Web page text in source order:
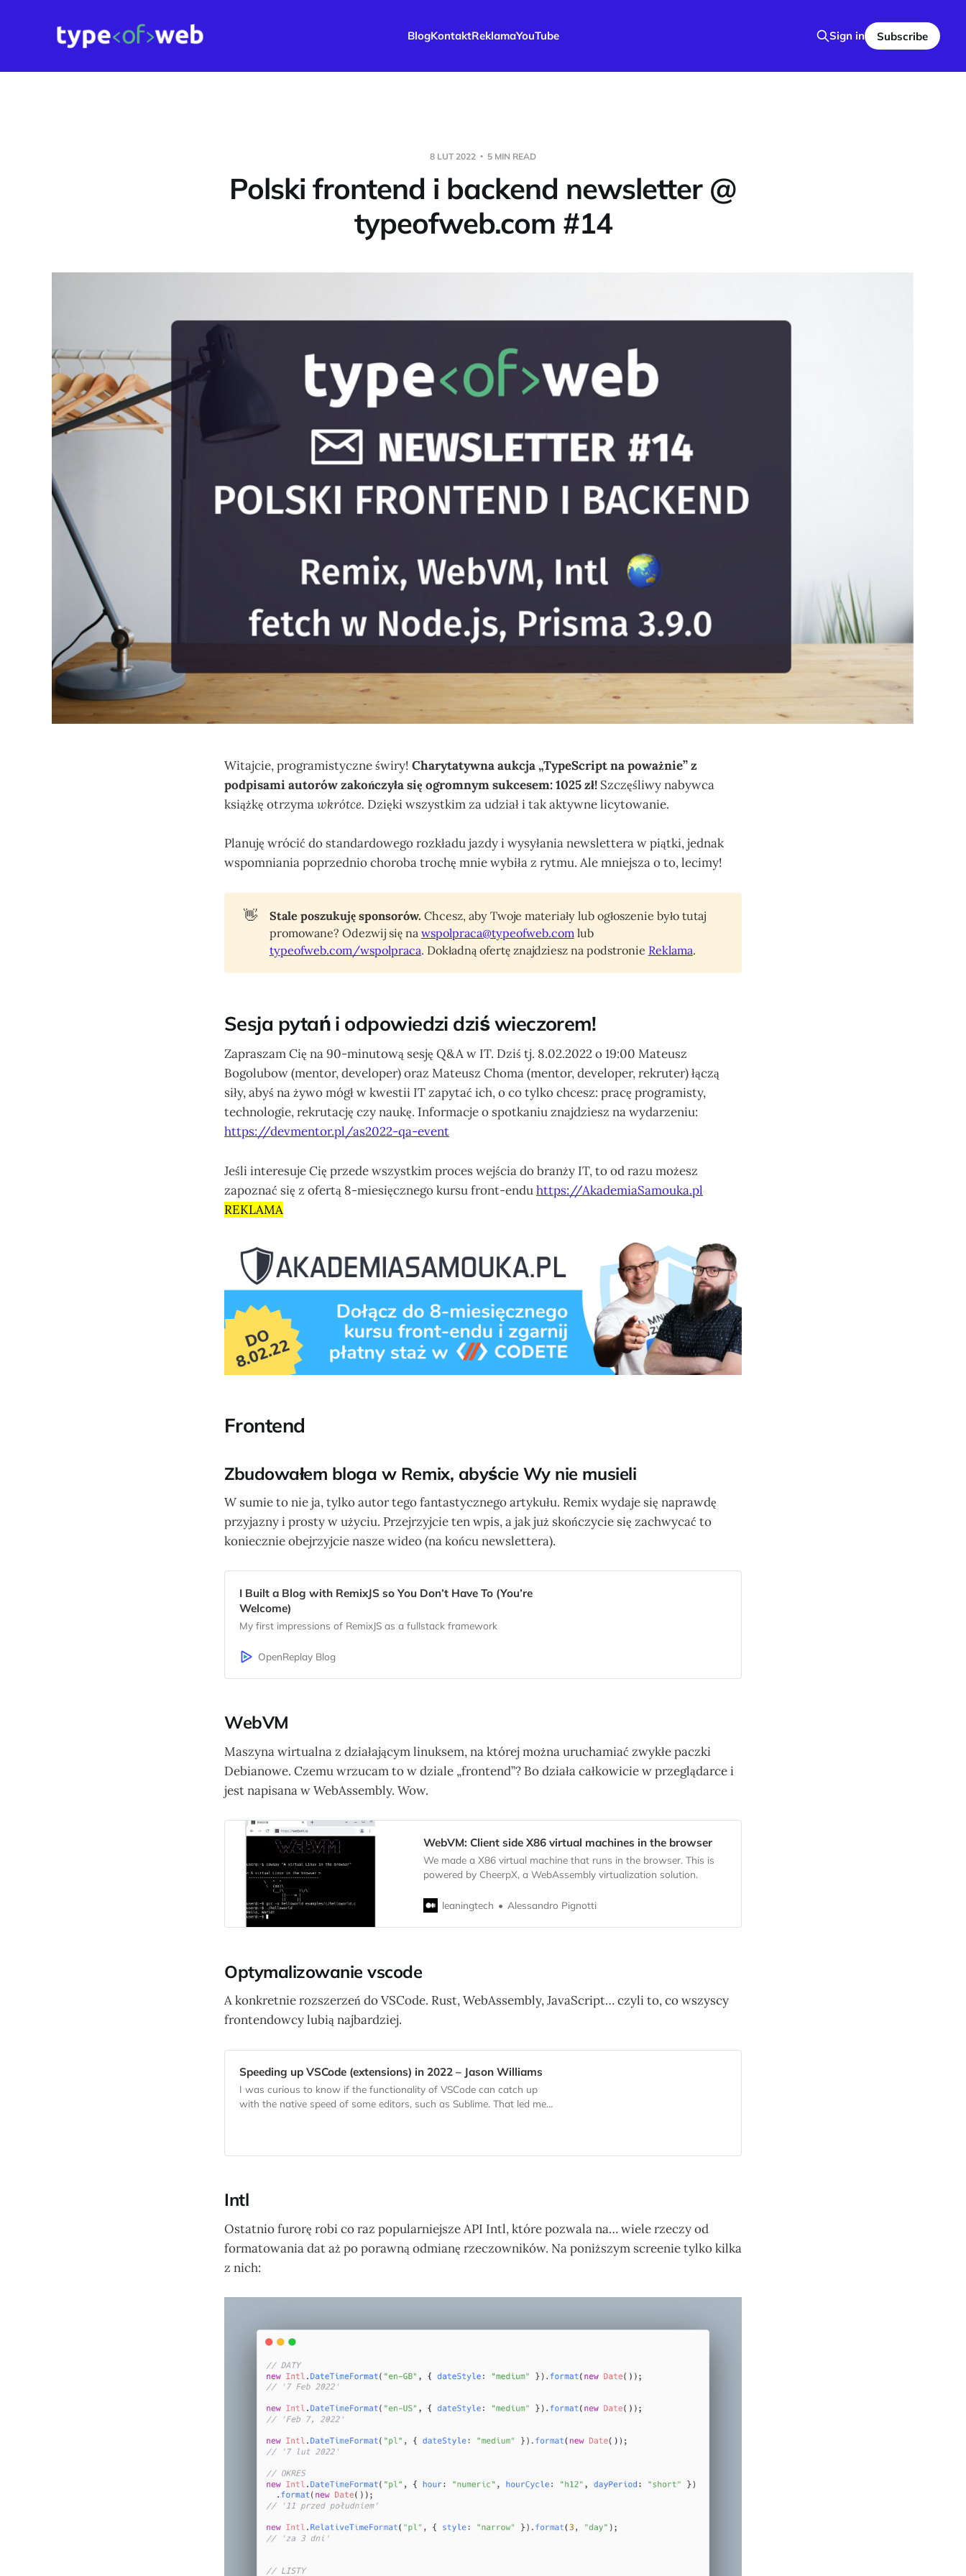
BlogKontaktReklamaYouTube Sign in Subscribe
8 LUT 2022 5 MIN READ
Polski frontend i backend newsletter @
typeofweb.com #14
Witajcie, programistyczne świry! Charytatywna aukcja „TypeScript na poważnie” z
podpisami autorów zakończyła się ogromnym sukcesem: 1025 zł! Szczęśliwy nabywca
książkę otrzymawkrótce. Dzięki wszystkim za udział i tak aktywne licytowanie.
Planuję wrócić do standardowego rozkładu jazdy i wysyłania newslettera w piątki, jednak
wspomniania poprzednio choroba trochę mnie wybiła z rytmu. Ale mniejsza o to, lecimy!
👋 Stale poszukuję sponsorów. Chcesz, aby Twoje materiały lub ogłoszenie było tutaj
promowane? Odezwij się na wspolpraca@typeofweb.comlub
typeofweb.com/wspolpraca. Dokładną ofertę znajdziesz na podstronie Reklama.
Sesja pytań i odpowiedzi dziś wieczorem!
Zapraszam Cię na 90-minutową sesję Q&A w IT. Dziś tj. 8.02.2022 o 19:00 Mateusz
Bogolubow (mentor, developer) oraz Mateusz Choma (mentor, developer, rekruter) łączą
siły, abyś na żywo mógł w kwestii IT zapytać ich, o co tylko chcesz: pracę programisty,
technologie, rekrutację czy naukę. Informacje o spotkaniu znajdziesz na wydarzeniu:
https://devmentor.pl/as2022-qa-event
Jeśli interesuje Cię przede wszystkim proces wejścia do branży IT, to od razu możesz
zapoznać się z ofertą 8-miesięcznego kursu front-enduhttps://AkademiaSamouka.pl
REKLAMA
Frontend
Zbudowałem bloga w Remix, abyście Wy nie musieli
W sumie to nie ja, tylko autor tego fantastycznego artykułu. Remix wydaje się naprawdę
przyjazny i prosty w użyciu. Przejrzyjcie ten wpis, a jak już skończycie się zachwycać to
koniecznie obejrzyjcie nasze wideo (na końcu newslettera).
I Built a Blog with RemixJS so You Don’t Have To (You’re
Welcome)
My first impressions of RemixJS as a fullstack framework
OpenReplay Blog
WebVM
Maszyna wirtualna z działającym linuksem, na której można uruchamiać zwykłe paczki
Debianowe. Czemu wrzucam to w dziale „frontend”? Bo działa całkowicie w przeglądarce i
jest napisana w WebAssembly. Wow.
WebVM: Client side X86 virtual machines in the browser
We made a X86 virtual machine that runs in the browser. This is
powered by CheerpX, a WebAssembly virtualization solution.
leaningtech Alessandro Pignotti
Optymalizowanie vscode
A konkretnie rozszerzeń do VSCode. Rust, WebAssembly, JavaScript… czyli to, co wszyscy
frontendowcy lubią najbardziej.
Speeding up VSCode (extensions) in 2022 – Jason Williams
I was curious to know if the functionality of VSCode can catch up
with the native speed of some editors, such as Sublime. That led me
Intl
Ostatnio furorę robi co raz popularniejsze API Intl, które pozwala na… wiele rzeczy od
formatowania dat aż po porawną odmianę rzeczowników. Na poniższym screenie tylko kilka
z nich: